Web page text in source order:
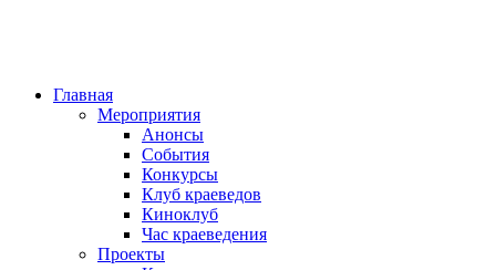
Главная
Мероприятия
Анонсы
События
Конкурсы
Клуб краеведов
Киноклуб
Час краеведения
Проекты